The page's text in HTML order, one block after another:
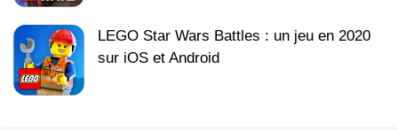
LEGO Star Wars Battles : un jeu en 2020
sur iOS et Android